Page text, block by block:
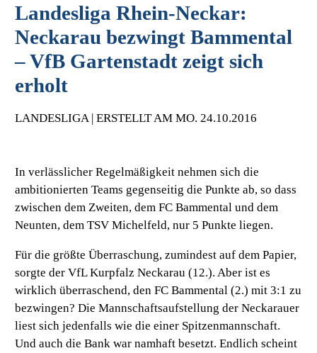
Landesliga Rhein-Neckar:
Neckarau bezwingt Bammental
– VfB Gartenstadt zeigt sich
erholt
LANDESLIGA | ERSTELLT AM MO. 24.10.2016
In verlässlicher Regelmäßigkeit nehmen sich die
ambitionierten Teams gegenseitig die Punkte ab, so dass
zwischen dem Zweiten, dem FC Bammental und dem
Neunten, dem TSV Michelfeld, nur 5 Punkte liegen.
Für die größte Überraschung, zumindest auf dem Papier,
sorgte derVfL Kurpfalz Neckarau (12.). Aber ist es
wirklich überraschend, denFC Bammental (2.) mit 3:1 zu
bezwingen? Die Mannschaftsaufstellung der Neckarauer
liest sich jedenfalls wie die einer Spitzenmannschaft.
Und auch die Bank war namhaft besetzt. Endlich scheint